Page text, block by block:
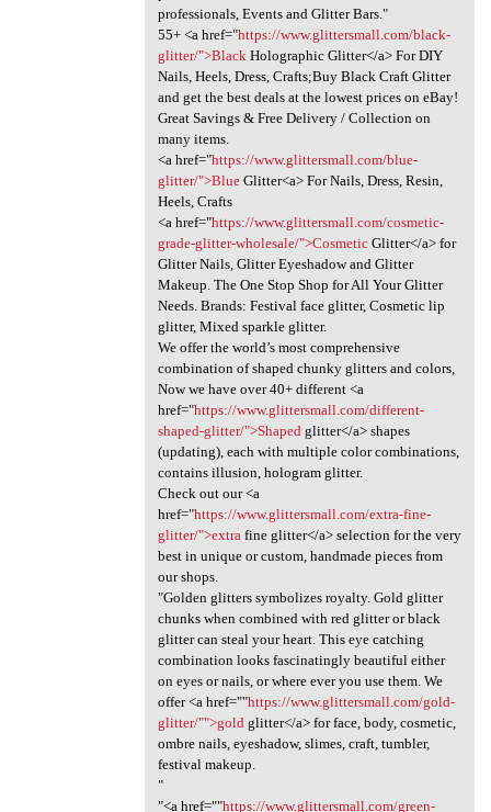
professionals, Events and Glitter Bars."
55+ <a href="https://www.glittersmall.com/black-
glitter/">Black Holographic Glitter</a> For DIY
Nails, Heels, Dress, Crafts;Buy Black Craft Glitter
and get the best deals at the lowest prices on eBay!
Great Savings & Free Delivery / Collection on
many items.
<a href="https://www.glittersmall.com/blue-
glitter/">BlueGlitter<a> For Nails, Dress, Resin,
Heels, Crafts
<a href="https://www.glittersmall.com/cosmetic-
grade-glitter-wholesale/">CosmeticGlitter</a> for
Glitter Nails, Glitter Eyeshadow and Glitter
Makeup. The One Stop Shop for All Your Glitter
Needs. Brands: Festival face glitter, Cosmetic lip
glitter, Mixed sparkle glitter.
We offer the world’s most comprehensive
combination of shaped chunky glitters and colors,
Now we have over 40+ different <a
href="https://www.glittersmall.com/different-
shaped-glitter/">Shaped glitter</a> shapes
(updating), each with multiple color combinations,
contains illusion, hologram glitter.
Check out our <a
href="https://www.glittersmall.com/extra-fine-
glitter/">extra fine glitter</a> selection for the very
best in unique or custom, handmade pieces from
our shops.
"Golden glitters symbolizes royalty. Gold glitter
chunks when combined with red glitter or black
glitter can steal your heart. This eye catching
combination looks fascinatingly beautiful either
on eyes or nails, or where ever you use them. We
offer <a href=""https://www.glittersmall.com/gold-
glitter/"">gold glitter</a> for face, body, cosmetic,
ombre nails, eyeshadow, slimes, craft, tumbler,
festival makeup.
"
"<a href=""https://www.glittersmall.com/green-